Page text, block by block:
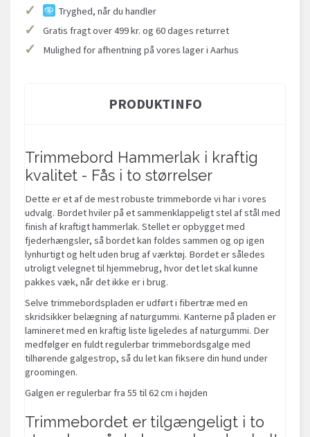
✓ Tryghed, når du handler
✓ Gratis fragt over 499 kr. og 60 dages returret
✓ Mulighed for afhentning på vores lager i Aarhus
PRODUKTINFO
Trimmebord Hammerlak i kraftig
kvalitet - Fås i to størrelser
Dette er et af de mest robuste trimmeborde vi har i vores
udvalg. Bordet hviler på et sammenklappeligt stel af stål med
finish af kraftigt hammerlak. Stellet er opbygget med
fjederhængsler, så bordet kan foldes sammen og op igen
lynhurtigt og helt uden brug af værktøj. Bordet er således
utroligt velegnet til hjemmebrug, hvor det let skal kunne
pakkes væk, når det ikke er i brug.
Selve trimmebordspladen er udført i fibertræ med en
skridsikker belægning af naturgummi. Kanterne på pladen er
lamineret med en kraftig liste ligeledes af naturgummi. Der
medfølger en fuldt regulerbar trimmebordsgalge med
tilhørende galgestrop, så du let kan fiksere din hund under
groomingen.
Galgen er regulerbar fra 55 til 62 cm i højden
Trimmebordet er tilgængeligt i to